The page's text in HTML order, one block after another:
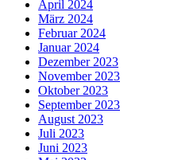
April 2024
März 2024
Februar 2024
Januar 2024
Dezember 2023
November 2023
Oktober 2023
September 2023
August 2023
Juli 2023
Juni 2023